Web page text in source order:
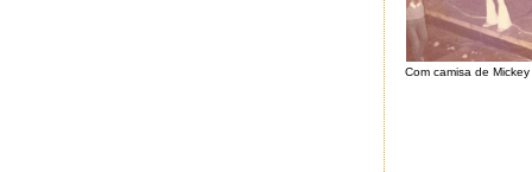
Com camisa de